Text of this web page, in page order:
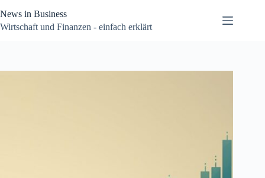
Inhalt
springen
News in Business
Wirtschaft und Finanzen - einfach erklärt